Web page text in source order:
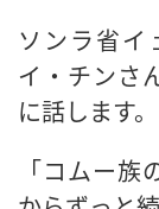
ソンラ省イ
イ・チンさ
に話します。
「コムー